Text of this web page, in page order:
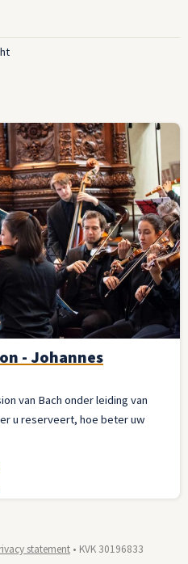
- Johannes
van Bach onder leiding van
u reserveert, hoe beter uw
statement • KVK 30196833